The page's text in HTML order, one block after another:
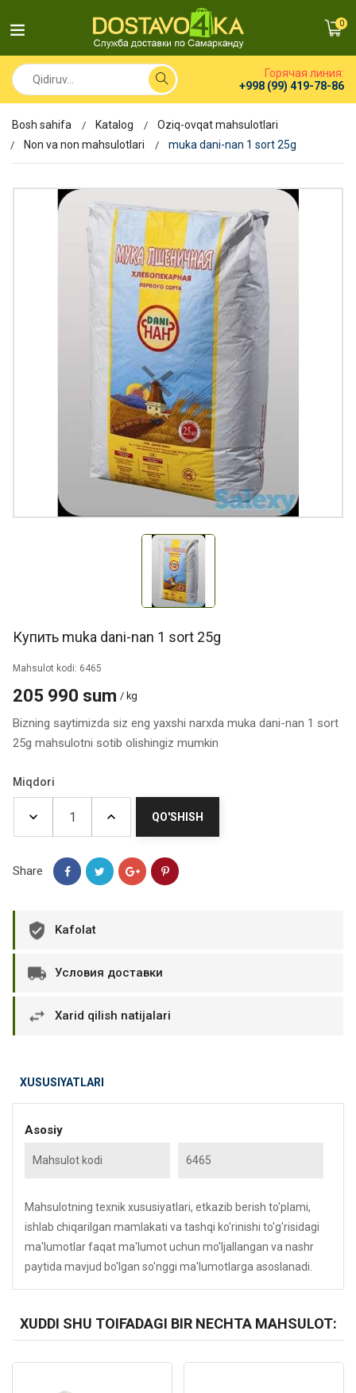
0
Горячая линия:
+998 (99) 419-78-86
Bosh sahifa Katalog
Oziq-ovqat mahsulotlari
Non va non mahsulotlari
muka dani-nan 1 sort 25g
Купить muka dani-nan 1 sort 25g
Mahsulot kodi: 6465
205 990 sum / kg
Bizning saytimizda siz eng yaxshi narxda muka dani-nan 1 sort
25g mahsulotni sotib olishingiz mumkin
Miqdori
QO'SHISH
Share
Kafolat
Условия доставки
Xarid qilish natijalari
XUSUSIYATLARI
Asosiy
Mahsulot kodi 6465
Mahsulotning texnik xususiyatlari, etkazib berish to'plami,
ishlab chiqarilgan mamlakati va tashqi ko'rinishi to'g'risidagi
ma'lumotlar faqat ma'lumot uchun mo'ljallangan va nashr
paytida mavjud bo'lgan so'nggi ma'lumotlarga asoslanadi.
XUDDI SHU TOIFADAGI BIR NECHTA MAHSULOT: